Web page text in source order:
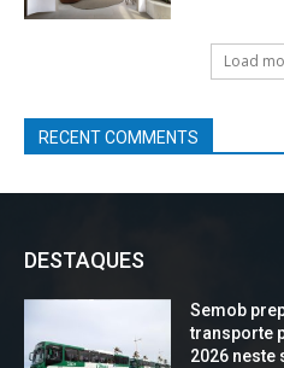
Load
RECENT COMMENTS
DESTAQUES
Semob
transporte
2026 neste